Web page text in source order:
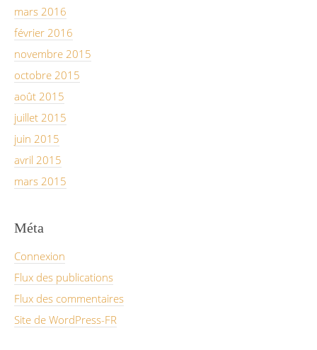
mars 2016
février 2016
novembre 2015
octobre 2015
août 2015
juillet 2015
juin 2015
avril 2015
mars 2015
Méta
Connexion
Flux des publications
Flux des commentaires
Site de WordPress-FR